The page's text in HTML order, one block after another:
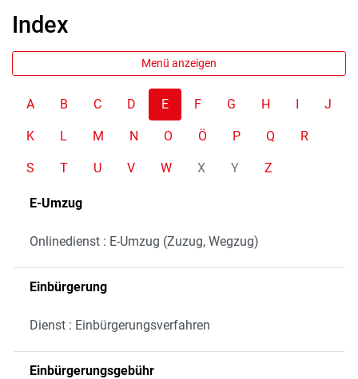
Index
Menü anzeigen
A B C D E F G H I J
K L M N O Ö P Q R
S T U V W X Y Z
E-Umzug
Onlinedienst : E-Umzug (Zuzug, Wegzug)
Einbürgerung
Dienst : Einbürgerungsverfahren
Einbürgerungsgebühr